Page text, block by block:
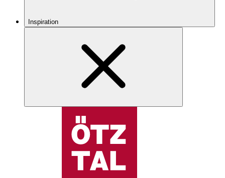
Inspiration